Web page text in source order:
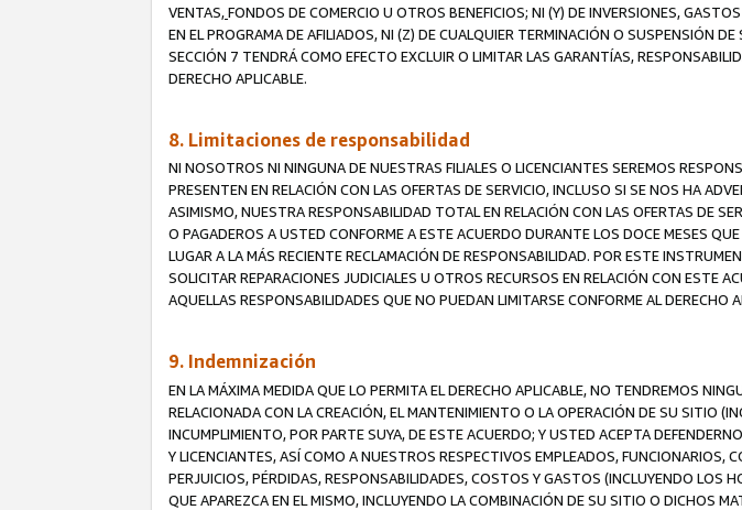
VENTAS,FONDOS DE COMERCIO U OTROS BENEFICIOS; NI (Y) DE INVERSIONES,
EN EL PROGRAMA DE AFILIADOS, NI (Z) DE CUALQUIER TERMINACIÓN O SUSPENSIÓN
SECCIÓN 7 TENDRÁ COMO EFECTO EXCLUIR O LIMITAR LAS GARANTÍAS,
DERECHO APLICABLE.
8. Limitaciones de responsabilidad
NI NOSOTROS NI NINGUNA DE NUESTRAS FILIALES O LICENCIANTES SEREMOS
PRESENTEN EN RELACIÓN CON LAS OFERTAS DE SERVICIO, INCLUSO SI SE NOS HA
ASIMISMO, NUESTRA RESPONSABILIDAD TOTAL EN RELACIÓN CON LAS OFERTAS DE
O PAGADEROS A USTED CONFORME A ESTE ACUERDO DURANTE LOS DOCE MESES
LUGAR A LA MÁS RECIENTE RECLAMACIÓN DE RESPONSABILIDAD. POR ESTE
SOLICITAR REPARACIONES JUDICIALES U OTROS RECURSOS EN RELACIÓN CON ESTE
AQUELLAS RESPONSABILIDADES QUE NO PUEDAN LIMITARSE CONFORME AL DERECHO
9. Indemnización
EN LA MÁXIMA MEDIDA QUE LO PERMITA EL DERECHO APLICABLE, NO TENDREMOS
RELACIONADA CON LA CREACIÓN, EL MANTENIMIENTO O LA OPERACIÓN DE SU SITIO
INCUMPLIMIENTO, POR PARTE SUYA, DE ESTE ACUERDO; Y USTED ACEPTA
Y LICENCIANTES, ASÍ COMO A NUESTROS RESPECTIVOS EMPLEADOS, FUNCIONARIOS,
PERJUICIOS, PÉRDIDAS, RESPONSABILIDADES, COSTOS Y GASTOS (INCLUYENDO LOS
QUE APAREZCA EN EL MISMO, INCLUYENDO LA COMBINACIÓN DE SU SITIO O DICHOS